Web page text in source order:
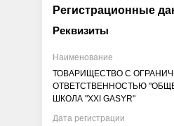
Регистрационные
Реквизиты
Наименование
ТОВАРИЩЕСТВО С
ОТВЕТСТВЕННОСТЬЮ
ШКОЛА "XXI GASYR"
Дата регистрации